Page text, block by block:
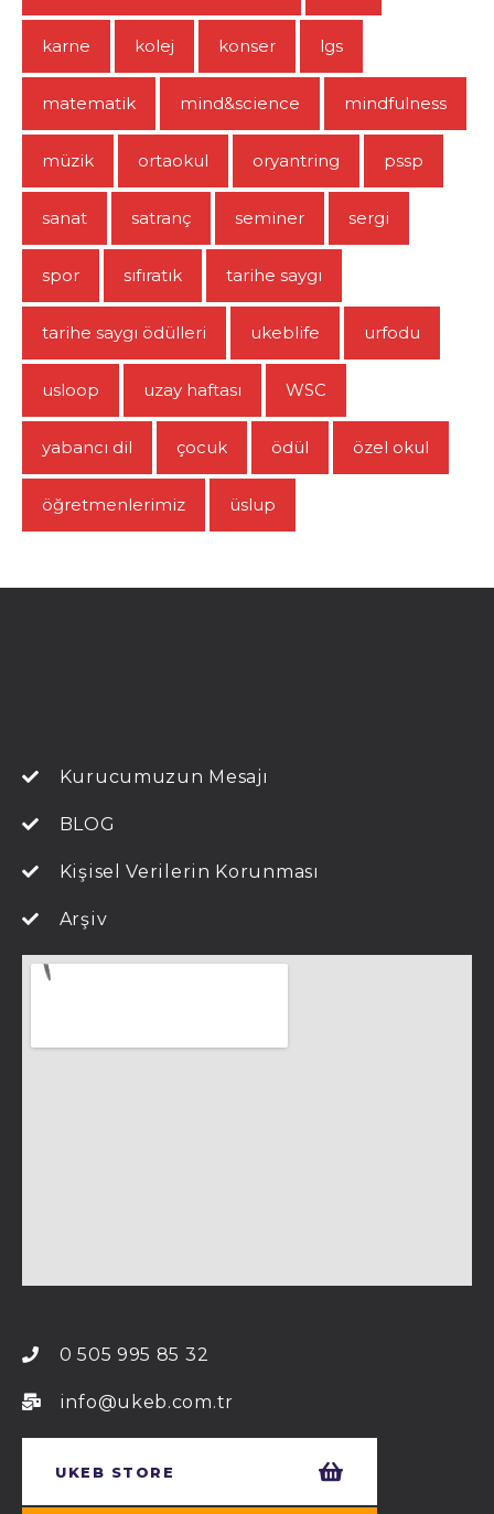
karne kolej konser lgs
matematik mind&science mindfulness
müzik ortaokul oryantring pssp
sanat satranç seminer sergi
spor sıfıratık tarihe saygı
tarihe saygı ödülleri ukeblife urfodu
usloop uzay haftası WSC
yabancı dil çocuk ödül özel okul
öğretmenlerimiz üslup
Kurucumuzun Mesajı
BLOG
Kişisel Verilerin Korunması
Arşiv
0 505 995 85 32
info@ukeb.com.tr
UKEB STORE